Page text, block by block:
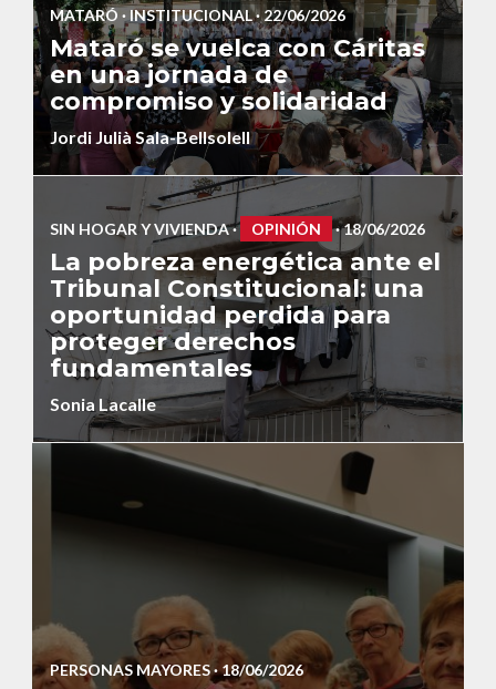
MATARÓ · INSTITUCIONAL· 22/06/2026
Mataró se vuelca con Cáritas
en una jornada de
compromiso y solidaridad
Jordi Julià Sala-Bellsolell
SIN HOGAR Y VIVIENDA· OPINIÓN · 18/06/2026
La pobreza energética ante el
Tribunal Constitucional: una
oportunidad perdida para
proteger derechos
fundamentales
Sonia Lacalle
PERSONAS MAYORES· 18/06/2026